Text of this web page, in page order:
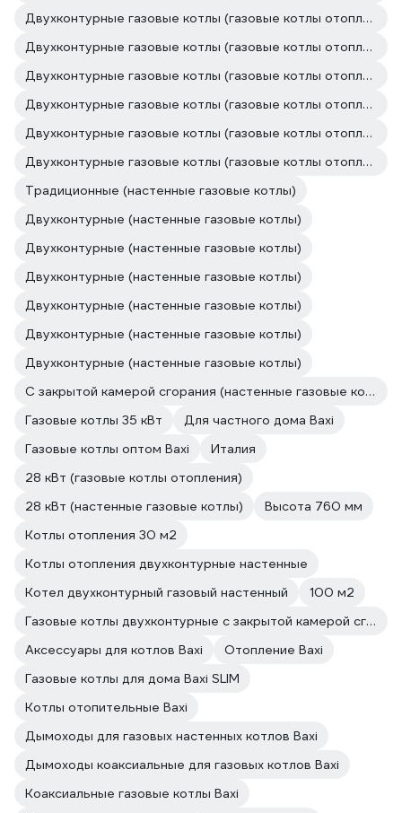
Двухконтурные газовые котлы (газовые котлы отопления)
Двухконтурные газовые котлы (газовые котлы отопления)
Двухконтурные газовые котлы (газовые котлы отопления)
Двухконтурные газовые котлы (газовые котлы отопления)
Двухконтурные газовые котлы (газовые котлы отопления)
Двухконтурные газовые котлы (газовые котлы отопления)
Традиционные (настенные газовые котлы)
Двухконтурные (настенные газовые котлы)
Двухконтурные (настенные газовые котлы)
Двухконтурные (настенные газовые котлы)
Двухконтурные (настенные газовые котлы)
Двухконтурные (настенные газовые котлы)
Двухконтурные (настенные газовые котлы)
С закрытой камерой сгорания (настенные газовые котлы)
Газовые котлы 35 кВт
Для частного дома Baxi
Газовые котлы оптом Baxi
Италия
28 кВт (газовые котлы отопления)
28 кВт (настенные газовые котлы)
Высота 760 мм
Котлы отопления 30 м2
Котлы отопления двухконтурные настенные
Котел двухконтурный газовый настенный
100 м2
Газовые котлы двухконтурные с закрытой камерой сгорания
Аксессуары для котлов Baxi
Отопление Baxi
Газовые котлы для дома Baxi SLIM
Котлы отопительные Baxi
Дымоходы для газовых настенных котлов Baxi
Дымоходы коаксиальные для газовых котлов Baxi
Коаксиальные газовые котлы Baxi